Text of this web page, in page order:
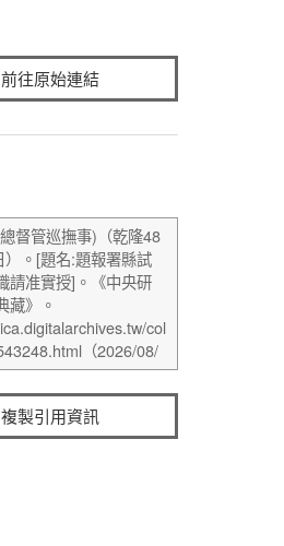
前往原始連結
複製引用資訊